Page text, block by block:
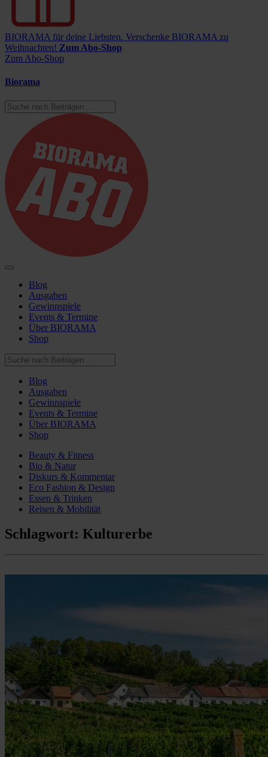
BIORAMA für deine Liebsten. Verschenke BIORAMA zu
Weihnachten! Zum Abo-Shop
Zum Abo-Shop
Biorama
Blog
Ausgaben
Gewinnspiele
Events & Termine
Über BIORAMA
Shop
Blog
Ausgaben
Gewinnspiele
Events & Termine
Über BIORAMA
Shop
Beauty & Fitness
Bio & Natur
Diskurs & Kommentar
Eco Fashion & Design
Essen & Trinken
Reisen & Mobilität
Schlagwort: Kulturerbe